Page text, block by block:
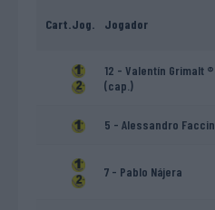
Cart.Jog. Jogador
12 - Valentín Grimalt ®
(cap.)
5 - Alessandro Faccin
7 - Pablo Nájera